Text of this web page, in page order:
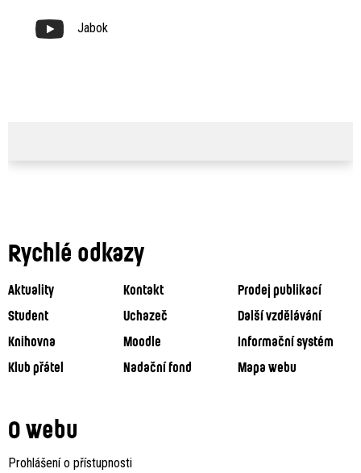
Jabok
Rychlé odkazy
Aktuality Kontakt
Prodej publikací
Student
Uchazeč
Další vzdělávání
Knihovna
Moodle
Informační systém
Klub přátel
Nadační fond Mapa webu
O webu
Prohlášení o přístupnosti